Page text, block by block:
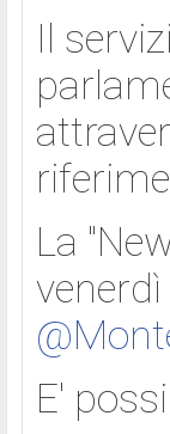
Il
La
E'